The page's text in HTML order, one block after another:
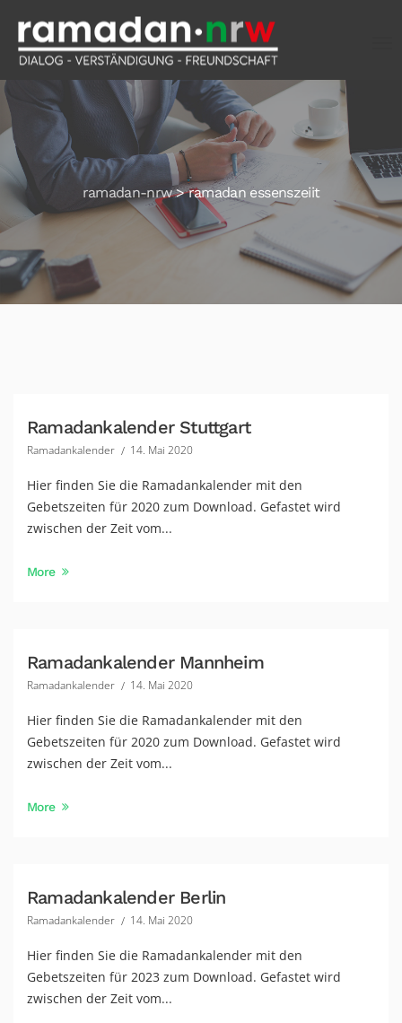
ramadan-nrw>ramadan essenszeiit
Ramadankalender Stuttgart
Ramadankalender 14. Mai 2020
Hier finden Sie die Ramadankalender mit den
Gebetszeiten für 2020 zum Download. Gefastet wird
zwischen der Zeit vom...
More
Ramadankalender Mannheim
Ramadankalender 14. Mai 2020
Hier finden Sie die Ramadankalender mit den
Gebetszeiten für 2020 zum Download. Gefastet wird
zwischen der Zeit vom...
More
Ramadankalender Berlin
Ramadankalender 14. Mai 2020
Hier finden Sie die Ramadankalender mit den
Gebetszeiten für 2023 zum Download. Gefastet wird
zwischen der Zeit vom...